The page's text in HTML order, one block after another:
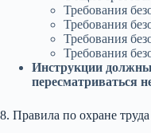
Требования
Требования
Требования
Требования
Инструкции
пересматриваться
8. Правила по охране